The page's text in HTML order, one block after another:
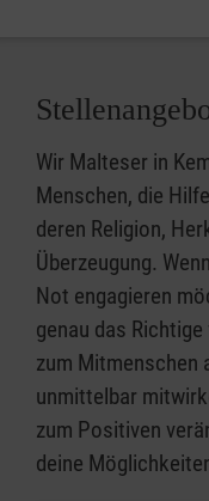
Wir Malteser in
Menschen, die
deren Religion,
Überzeugung.
Not engagieren
genau das
zum Mitmenschen
unmittelbar
zum Positiven
deine